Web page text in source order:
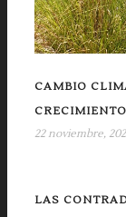
CAMBIO
CRECIMIENTO
22 noviembre,
LAS